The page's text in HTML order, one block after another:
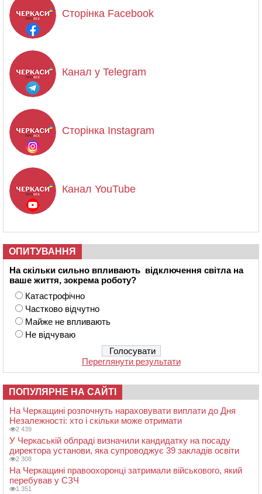
Сторінка Facebook
Канал у Telegram
Сторінка Instagram
Канал YouTube
ОПИТУВАННЯ
На скільки сильно впливають відключення світла на
ваше життя, зокрема роботу?
Катастрофічно
Частково відчутно
Майже не впливають
Не відчуваю
Переглянути результати
ПОПУЛЯРНЕ НА САЙТІ
На Черкащині розпочнуть нараховувати виплати до Дня
Незалежності: хто і скільки може отримати
2 439
У Черкаській облраді визначили кандидатку на посаду
директора установи, яка супроводжує 39 закладів освіти
2 308
На Черкащині правоохоронці затримали військового, який
перебував у СЗЧ
1 351